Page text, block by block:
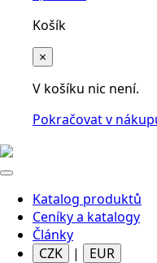
Košík
×
V košíku nic není.
Pokračovat v
Katalog produktů
Ceníky a katalogy
Články
CZK
| EUR